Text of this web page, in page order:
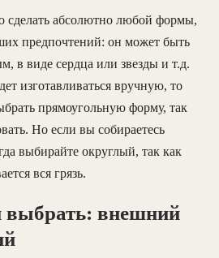
сделать абсолютно любой формы,
предпочтений: он может быть
в виде сердца или звезды и т.д.
изготавливаться вручную, то
прямоугольную форму, так
Но если вы собираетесь
выбирайте округлый, так как
вся грязь.
выбрать: внешний